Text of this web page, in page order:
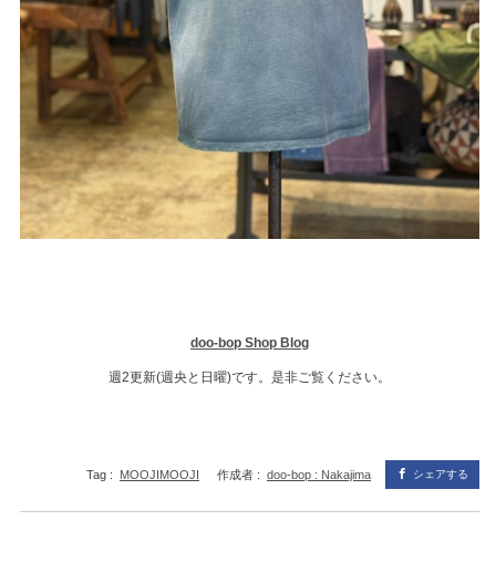
doo-bop Shop Blog
週2更新(週央と日曜)です。是非ご覧ください。
シェアする
Tag : MOOJIMOOJI 作成者 : doo-bop : Nakajima